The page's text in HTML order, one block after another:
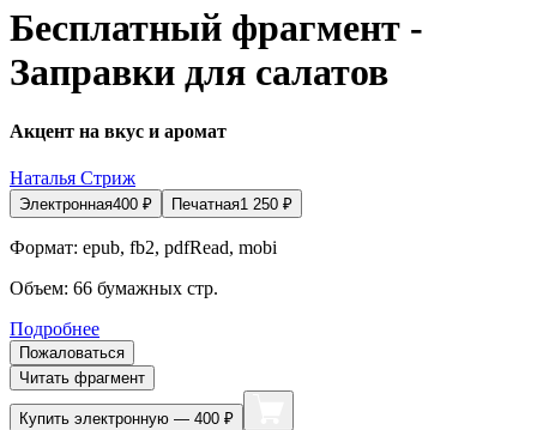
Бесплатный фрагмент -
Заправки для салатов
Акцент на вкус и аромат
Наталья Стриж
Электронная400 ₽ Печатная1 250 ₽
Формат: epub, fb2, pdfRead, mobi
Объем: 66 бумажных стр.
Подробнее
Пожаловаться
Читать фрагмент
Купить электронную — 400 ₽